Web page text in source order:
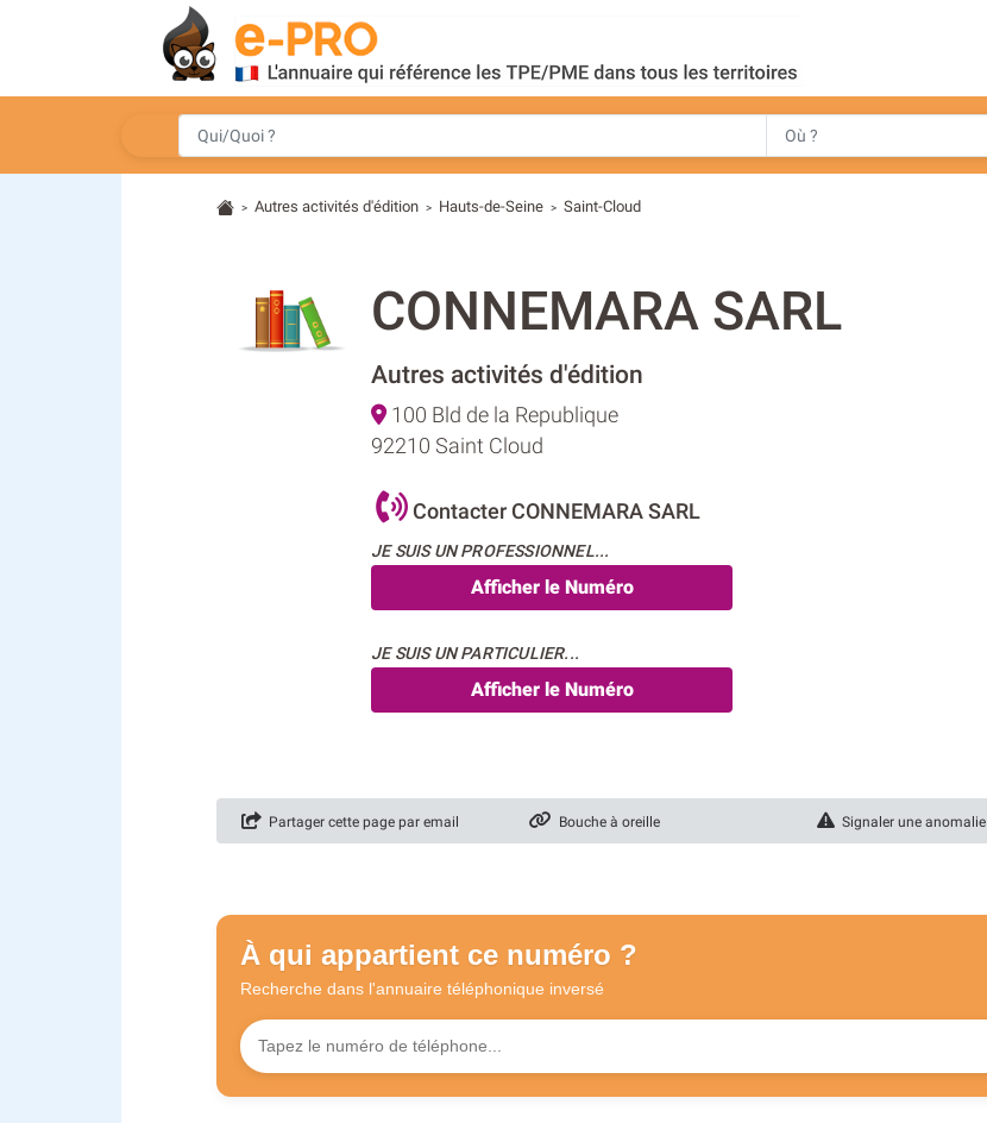
> Autres activités d'édition > Hauts-de-Seine > Saint-Cloud
CONNEMARA SARL
Autres activités d'édition
100 Bld de la Republique
92210 Saint Cloud
Contacter CONNEMARA SARL
JE SUIS UN PROFESSIONNEL...
Afficher le Numéro
JE SUIS UN PARTICULIER...
Afficher le Numéro
Partager cette page par email Bouche à oreille Signaler une anomalie
À qui appartient ce numéro ?
Recherche dans l'annuaire téléphonique inversé